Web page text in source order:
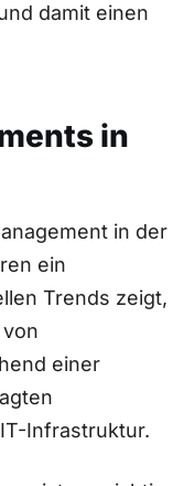
damit einen
in
in der
ein
Trends zeigt,
⁤einer
Infrastruktur.